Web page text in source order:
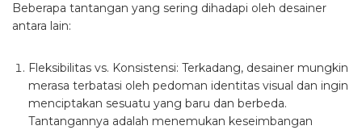
Beberapa tantangan yang sering dihadapi oleh desainer
antara lain:
Fleksibilitas vs. Konsistensi: Terkadang, desainer mungkin
merasa terbatasi oleh pedoman identitas visual dan ingin
menciptakan sesuatu yang baru dan berbeda.
Tantangannya adalah menemukan keseimbangan